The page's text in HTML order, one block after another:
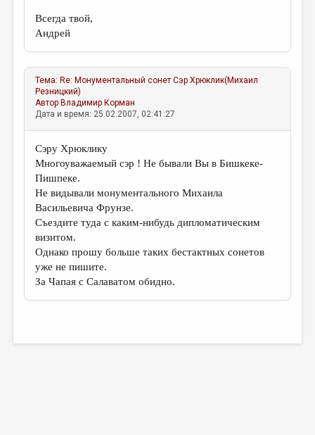
Всегда твой,
Андрей
Тема: Re: Монументальный сонет Сэр Хрюклик(Михаил
Резницкий)
Автор Владимир Корман
Дата и время: 25.02.2007, 02:41:27
Сэру Хрюклику
Многоуважаемый сэр ! Не бывали Вы в Бишкеке-
Пишпеке.
Не видывали монументального Михаила
Васильевича Фрунзе.
Съездите туда с каким-нибудь дипломатическим
визитом.
Однако прошу больше таких бестактных сонетов
уже не пишите.
За Чапая с Салаватом обидно.